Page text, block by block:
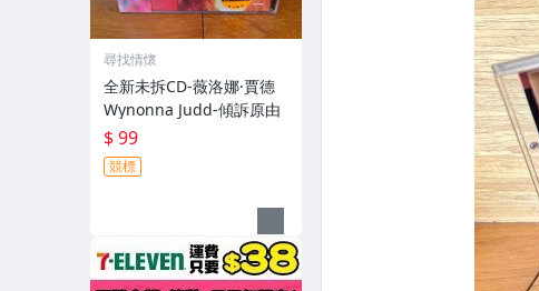
尋找情懷
全新未拆CD-薇洛娜·賈德
Wynonna Judd-傾訴原由
$ 99
競標